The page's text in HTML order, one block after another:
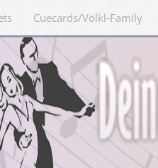
Cuecards/Völkl-Family